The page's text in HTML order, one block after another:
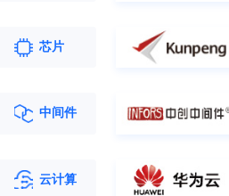
芯片
中间件
云计算